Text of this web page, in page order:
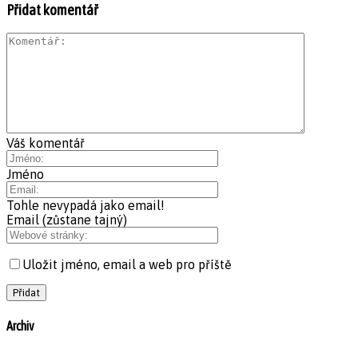
Přidat komentář
Váš komentář
Jméno
Tohle nevypadá jako email!
Email (zůstane tajný)
Uložit jméno, email a web pro příště
Archiv